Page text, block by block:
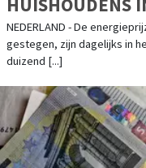
NEDERLAND - De
gestegen, zijn dagelijks in
duizend [...]